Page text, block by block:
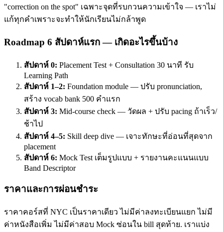
"correction on the spot" เฉพาะจุดที่รบกวนความเข้าใจ — เราไม่
แก้ทุกคำเพราะจะทำให้นักเรียนไม่กล้าพูด
Roadmap 6 สัปดาห์แรก — เกิดอะไรขึ้นบ้าง
สัปดาห์ 0: Placement Test + Consultation 30 นาที รับ
Learning Path
สัปดาห์ 1–2: Foundation module — ปรับ pronunciation,
สร้าง vocab bank 500 คำแรก
สัปดาห์ 3: Mid-course check — วัดผล + ปรับ pacing ถ้าเร็ว/
ช้าไป
สัปดาห์ 4–5: Skill deep dive — เจาะทักษะที่อ่อนที่สุดจาก
placement
สัปดาห์ 6: Mock Test เต็มรูปแบบ + รายงานคะแนนแบบ
Band Descriptor
ราคาและการผ่อนชำระ
ราคาคอร์สที่ NYC เป็นราคาเดียว ไม่มีค่าลงทะเบียนแยก ไม่มี
ค่าหนังสือเพิ่ม ไม่มีค่าสอบ Mock ซ่อนใน bill สุดท้าย. เราแบ่ง